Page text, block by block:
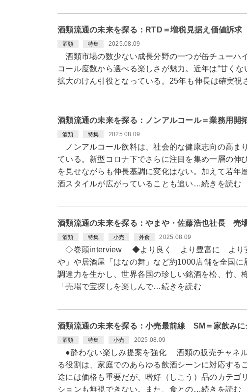
酒類流通の未来を探る：RTD＝増税見据え価値訴求
酒類 特集 2025.08.09
酒類市場の数少ない成長分野の一つが缶チューハ
コール度数から選べる楽しさが魅力。近年は“甘く
拡大のけん引役となっている。25年も伸長は確実
酒類流通の未来を探る：ノンアルコール＝業務用開
酒類 特集 2025.08.09
ノンアルコール飲料は、社会的な健康志向の高ま
ている。新型コロナ下でさらに注目を集め一層の伸
を見せながらも伸長基調に変化はない。加えて若年
酒スタイルが広がっていることも追い…続きを読む
酒類流通の未来を探る：やまや・佐藤浩也社長 売
酒類 特集 小売 外食 2025.08.09
◇巻頭interview ◆より良く より豊富に より
や」や居酒屋「はなの舞」など約1000店舗を全国に
調達力を生かし、世界各国の珍しい銘酒を松、竹、
「売場で宝探しを楽しんで…続きを読む
酒類流通の未来を探る：小売最前線 SM＝家飲みに
酒類 特集 小売 2025.08.09
●酔わない楽しみ提案を強化 酒類の販売チャネ
る役割は、家庭でのあらゆる飲酒シーンに対応する
途には価格も重要だが、嗜好（しこう）品のカテゴ
ションも無視できない。また、食との…続きを読む